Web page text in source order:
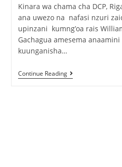
Kinara wa chama cha DCP,
ana uwezo na nafasi nzuri
upinzani kumng’oa rais
Gachagua amesema
kuunganisha…
Continue Reading